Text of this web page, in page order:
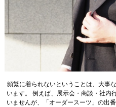
頻繁に着られないということは、大事
います。 例えば、展示会・商談・社内
いませんが、「オーダースーツ」の出